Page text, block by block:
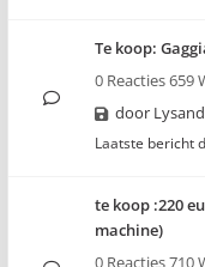
Te koop:
0 Reacties 659
door
Laatste bericht
te koop :220
machine)
0 Reacties 710